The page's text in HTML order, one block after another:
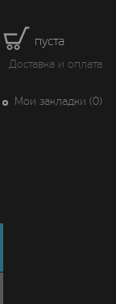
пуста
Доставка и оплата
Мои закладки (0)